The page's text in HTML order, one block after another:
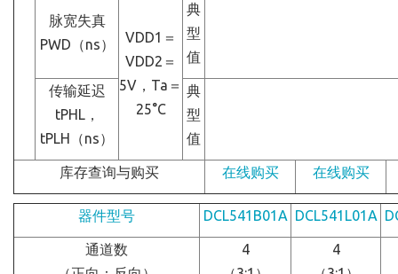
脉宽失真
PWD（ns）
VDD1＝
VDD2＝
5V，Ta＝
25°C
典
型
值
传输延迟
tPHL，
tPLH（ns）
典
型
值
库存查询与购买 在线购买 在线购买
器件型号 DCL541B01A DCL541L01A
通道数
4
4